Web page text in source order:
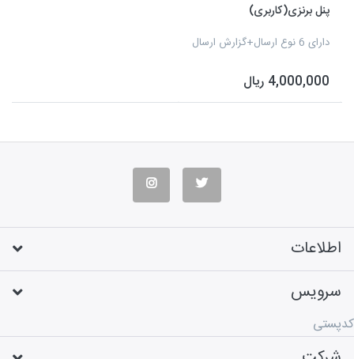
پنل برنزی(کاربری)
دارای 6 نوع ارسال+گزارش ارسال
4,000,000 ریال
اطلاعات
سرویس
کدپستی